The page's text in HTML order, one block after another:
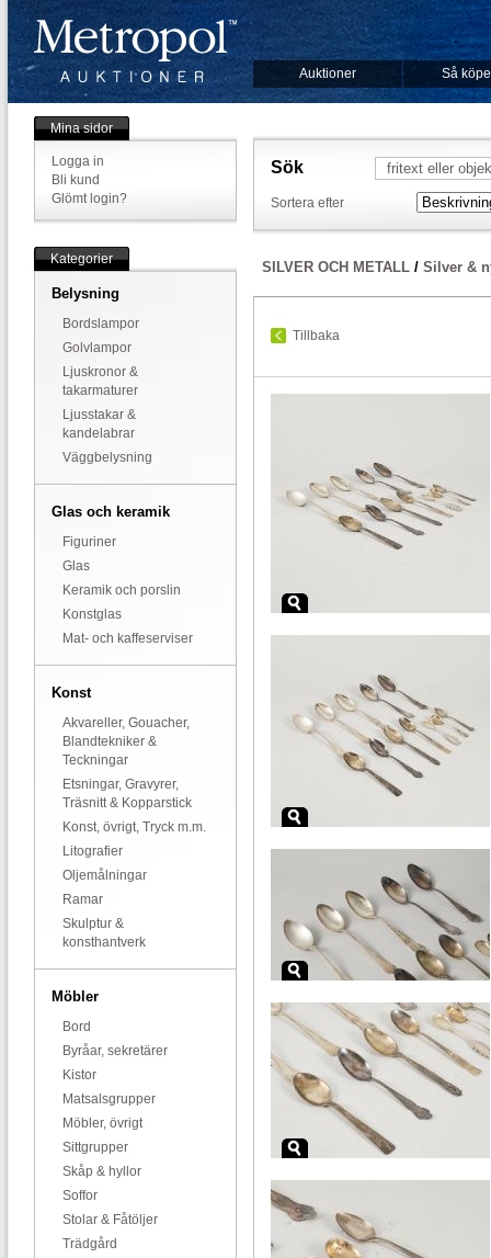
Auktioner Så
Mina sidor
Logga in
Bli kund
Glömt login?
Kategorier
Belysning
Bordslampor
Golvlampor
Ljuskronor &
takarmaturer
Ljusstakar &
kandelabrar
Väggbelysning
Glas och keramik
Figuriner
Glas
Keramik och porslin
Konstglas
Mat- och kaffeserviser
Konst
Akvareller, Gouacher,
Blandtekniker &
Teckningar
Etsningar, Gravyrer,
Träsnitt & Kopparstick
Konst, övrigt, Tryck m.m.
Litografier
Oljemålningar
Ramar
Skulptur &
konsthantverk
Möbler
Bord
Byråar, sekretärer
Kistor
Matsalsgrupper
Möbler, övrigt
Sittgrupper
Skåp & hyllor
Soffor
Stolar & Fåtöljer
Trädgård
Sök
Sortera efter
SILVER OCH METALL / Silver &
Tillbaka